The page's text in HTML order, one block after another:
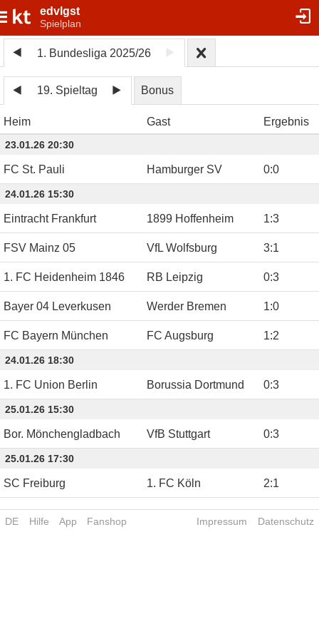
edvlgst
Spielplan
1. Bundesliga 2025/26
19. Spieltag Bonus
Heim Gast Ergebnis
23.01.26 20:30
FC St. Pauli Hamburger SV 0:0
24.01.26 15:30
Eintracht Frankfurt 1899 Hoffenheim 1:3
FSV Mainz 05 VfL Wolfsburg 3:1
1. FC Heidenheim 1846 RB Leipzig 0:3
Bayer 04 Leverkusen Werder Bremen 1:0
FC Bayern München FC Augsburg 1:2
24.01.26 18:30
1. FC Union Berlin Borussia Dortmund 0:3
25.01.26 15:30
Bor. Mönchengladbach VfB Stuttgart 0:3
25.01.26 17:30
SC Freiburg 1. FC Köln 2:1
DE Hilfe App Fanshop Impressum Datenschutz